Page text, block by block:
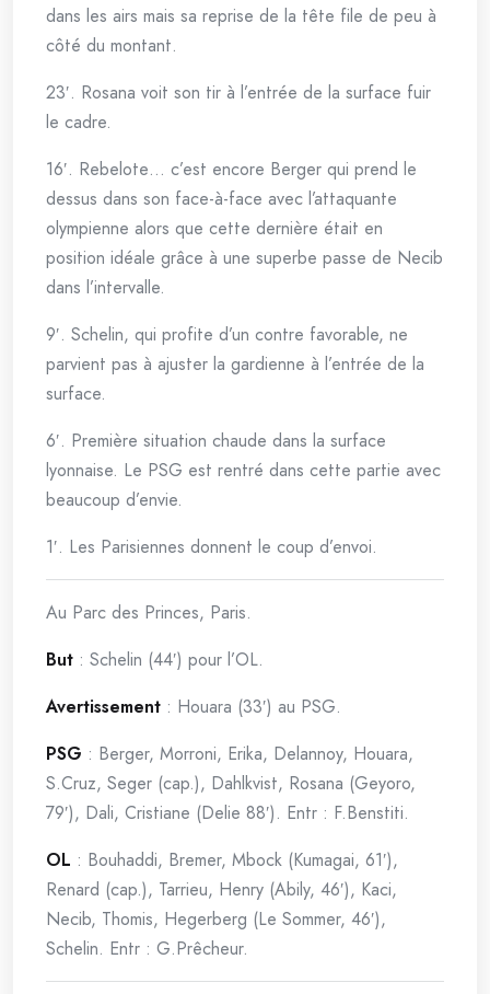
dans les airs mais sa reprise de la tête file de peu à
côté du montant.
23′. Rosana voit son tir à l’entrée de la surface fuir
le cadre.
16′. Rebelote… c’est encore Berger qui prend le
dessus dans son face-à-face avec l’attaquante
olympienne alors que cette dernière était en
position idéale grâce à une superbe passe de Necib
dans l’intervalle.
9′. Schelin, qui profite d’un contre favorable, ne
parvient pas à ajuster la gardienne à l’entrée de la
surface.
6′. Première situation chaude dans la surface
lyonnaise. Le PSG est rentré dans cette partie avec
beaucoup d’envie.
1′. Les Parisiennes donnent le coup d’envoi.
Au Parc des Princes, Paris.
But : Schelin (44′) pour l’OL.
Avertissement : Houara (33′) au PSG.
PSG : Berger, Morroni, Erika, Delannoy, Houara,
S.Cruz, Seger (cap.), Dahlkvist, Rosana (Geyoro,
79′), Dali, Cristiane (Delie 88′). Entr : F.Benstiti.
OL : Bouhaddi, Bremer, Mbock (Kumagai, 61′),
Renard (cap.), Tarrieu, Henry (Abily, 46′), Kaci,
Necib, Thomis, Hegerberg (Le Sommer, 46′),
Schelin. Entr : G.Prêcheur.